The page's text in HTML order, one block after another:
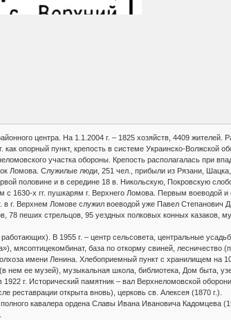
центра. На 1.1.2004 г. – 1825 хозяйств, 4409 жителей.
опорный пункт, крепость в системе Украинско-Волжской
участка обороны. Крепость располагалась при
Ломова. Служилые люди, 251 чел., прибыли из Рязани,
половине и в середине 18 в. Никольскую, Покровскую
1630-х гг. пушкарям г. Верхнего Ломова. Первым воеводой и
в г. Верхнем Ломове служил воеводой уже Павел Степанович
78 пеших стрельцов, 95 уездных полковых конных казаков,
В 1955 г. – центр сельсовета, центральные
база по откорму свиней, лесничество
имени Ленина. Хлебоприемный пункт с хранилищем на
нем ее музей), музыкальная школа, библиотека, Дом быта,
г. Исторический памятник – вал Верхнеломовской
реставрации открыта вновь), церковь св. Алексея (1870 г.).
кавалера ордена Славы Ивана Ивановича Кадомцева